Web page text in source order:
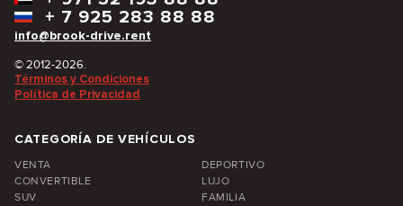
info@brook-drive.rent
+ 7 925 283 88 88
© 2012-2026.
Términos y Condiciones
Política de Privacidad
CATEGORÍA DE VEHÍCULOS
VENTA
DEPORTIVO
CONVERTIBLE
LUJO
SUV
FAMILIA